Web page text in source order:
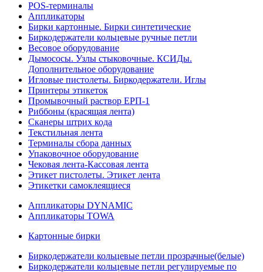
POS-терминалы
Аппликаторы
Бирки картонные. Бирки синтетические
Биркодержатели кольцевые ручные петли
Весовое оборудование
Дымососы. Узлы стыковочные. КСИДы.
Дополнительное оборудование
Игловые пистолеты. Биркодержатели. Иглы
Принтеры этикеток
Промывочный раствор ЕРП-1
Риббоны (красящая лента)
Сканеры штрих кода
Текстильная лента
Терминалы сбора данных
Упаковочное оборудование
Чековая лента-Кассовая лента
Этикет пистолеты. Этикет лента
Этикетки самоклеящиеся
Аппликаторы DYNAMIC
Аппликаторы TOWA
Картонные бирки
Биркодержатели кольцевые петли прозрачные(белые)
Биркодержатели кольцевые петли регулируемые по